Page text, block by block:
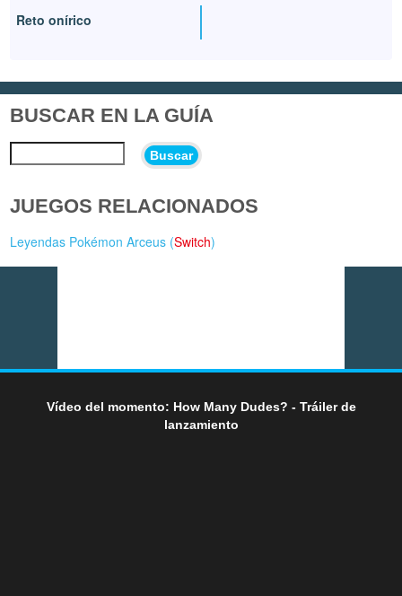
Reto onírico
BUSCAR EN LA GUÍA
Buscar
JUEGOS RELACIONADOS
Leyendas Pokémon Arceus (Switch)
Vídeo del momento: How Many Dudes? - Tráiler de
lanzamiento